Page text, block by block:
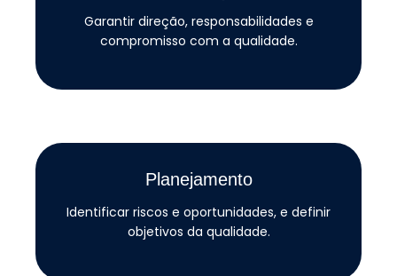
Garantir direção, responsabilidades e
compromisso com a qualidade.
Planejamento
Identificar riscos e oportunidades, e definir
objetivos da qualidade.